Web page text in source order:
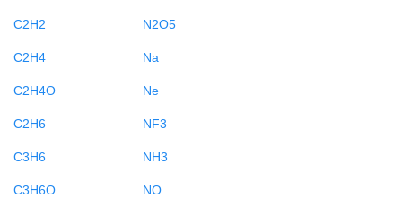
C2H2
C2H4
C2H4O
C2H6
C3H6
C3H6O
N2O5
Na
Ne
NF3
NH3
NO